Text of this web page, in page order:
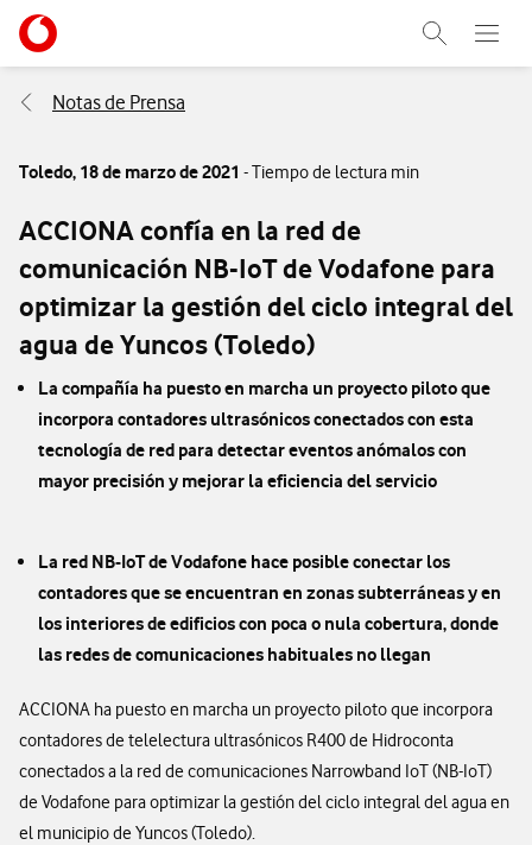
Ir a la pagina principal de vodafone.es
Abrir
Menu
Abre
Notas de Prensa
Toledo, 18 de marzo de 2021 - Tiempo de lectura min
ACCIONA confía en la red de
comunicación NB-IoT de Vodafone para
optimizar la gestión del ciclo integral del
agua de Yuncos (Toledo)
La compañía ha puesto en marcha un proyecto piloto que
incorpora contadores ultrasónicos conectados con esta
tecnología de red para detectar eventos anómalos con
mayor precisión y mejorar la eficiencia del servicio
La red NB-IoT de Vodafone hace posible conectar los
contadores que se encuentran en zonas subterráneas y en
los interiores de edificios con poca o nula cobertura, donde
las redes de comunicaciones habituales no llegan
ACCIONA ha puesto en marcha un proyecto piloto que incorpora
contadores de telelectura ultrasónicos R400 de Hidroconta
conectados a la red de comunicaciones Narrowband IoT (NB-IoT)
de Vodafone para optimizar la gestión del ciclo integral del agua en
el municipio de Yuncos (Toledo).